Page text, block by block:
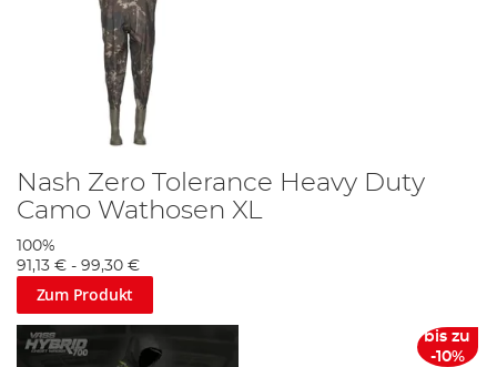
Nash Zero Tolerance Heavy Duty
Camo Wathosen XL
100%
91,13 € - 99,30 €
Zum Produkt
bis zu
-10%